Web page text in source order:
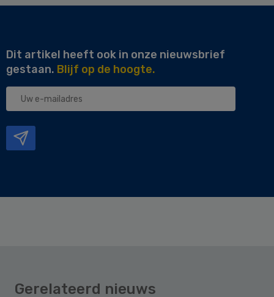
Dit artikel heeft ook in onze nieuwsbrief
gestaan. Blijf op de hoogte.
Uw
Gerelateerd nieuws